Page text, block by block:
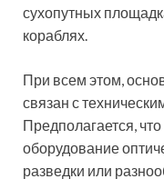
сухопутных
кораблях.
При всем этом,
связан с
Предполагается,
оборудование
разведки или